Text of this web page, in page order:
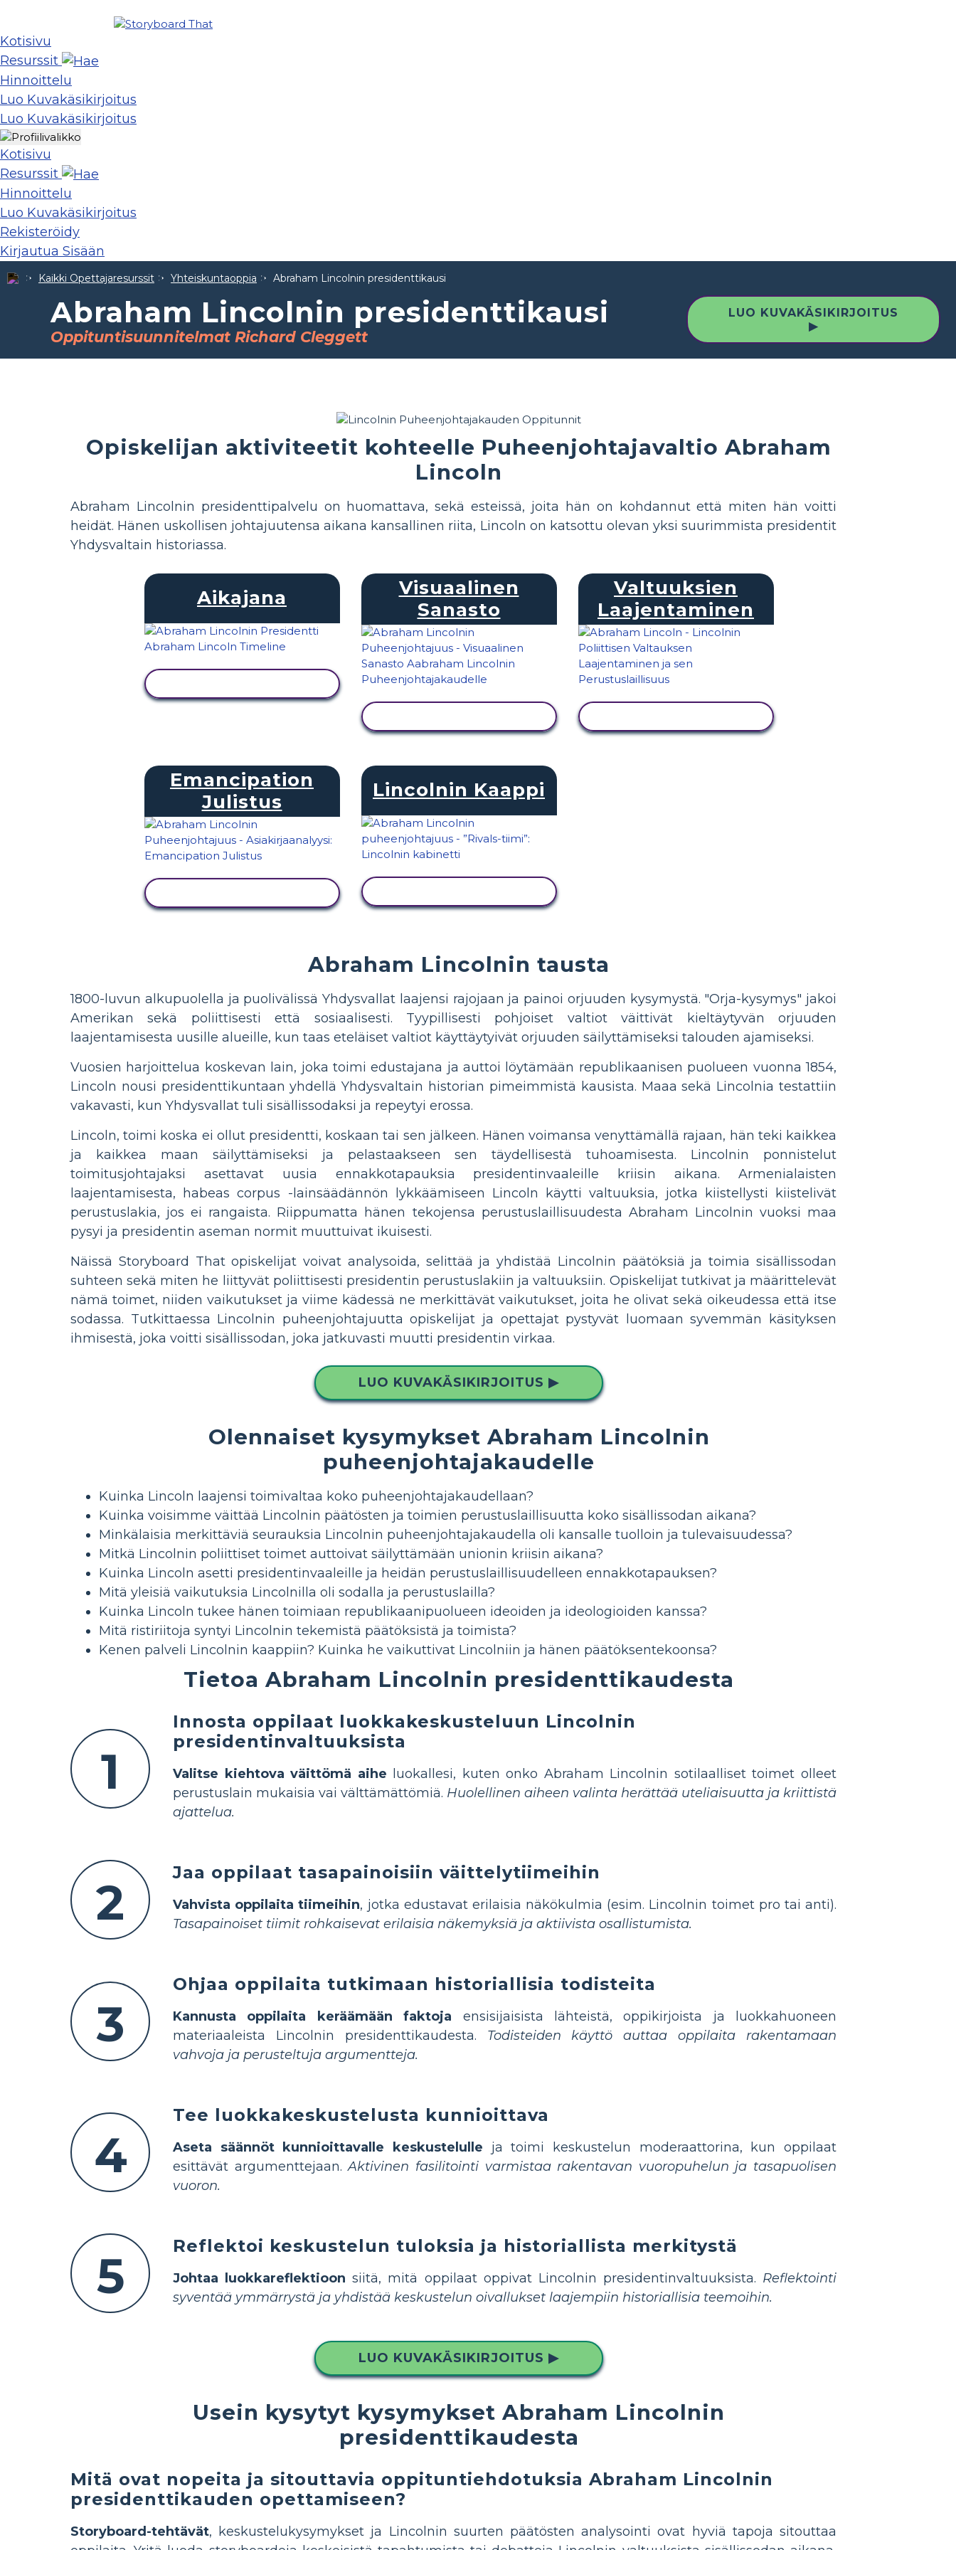
Kotisivu
Resurssit
Hinnoittelu
Luo Kuvakäsikirjoitus
Luo Kuvakäsikirjoitus
Kotisivu
Resurssit
Hinnoittelu
Luo Kuvakäsikirjoitus
Rekisteröidy
Kirjautua Sisään
Kaikki Opettajaresurssit Yhteiskuntaoppia Abraham Lincolnin presidenttikausi
Abraham Lincolnin presidenttikausi
Oppituntisuunnitelmat Richard Cleggett
LUO KUVAKÄSIKIRJOITUS
▶
Opiskelijan aktiviteetit kohteelle Puheenjohtajavaltio Abraham
Lincoln
Abraham Lincolnin presidenttipalvelu on huomattava, sekä esteissä, joita hän on kohdannut että miten hän voitti
heidät. Hänen uskollisen johtajuutensa aikana kansallinen riita, Lincoln on katsottu olevan yksi suurimmista presidentit
Yhdysvaltain historiassa.
Aikajana
Visuaalinen
Sanasto
Valtuuksien
Laajentaminen
Emancipation
Julistus
Lincolnin Kaappi
Abraham Lincolnin tausta
1800-luvun alkupuolella ja puolivälissä Yhdysvallat laajensi rajojaan ja painoi orjuuden kysymystä. "Orja-kysymys" jakoi
Amerikan sekä poliittisesti että sosiaalisesti. Tyypillisesti pohjoiset valtiot väittivät kieltäytyvän orjuuden
laajentamisesta uusille alueille, kun taas eteläiset valtiot käyttäytyivät orjuuden säilyttämiseksi talouden ajamiseksi.
Vuosien harjoittelua koskevan lain, joka toimi edustajana ja auttoi löytämään republikaanisen puolueen vuonna 1854,
Lincoln nousi presidenttikuntaan yhdellä Yhdysvaltain historian pimeimmistä kausista. Maaa sekä Lincolnia testattiin
vakavasti, kun Yhdysvallat tuli sisällissodaksi ja repeytyi erossa.
Lincoln, toimi koska ei ollut presidentti, koskaan tai sen jälkeen. Hänen voimansa venyttämällä rajaan, hän teki kaikkea
ja kaikkea maan säilyttämiseksi ja pelastaakseen sen täydellisestä tuhoamisesta. Lincolnin ponnistelut
toimitusjohtajaksi asettavat uusia ennakkotapauksia presidentinvaaleille kriisin aikana. Armenialaisten
laajentamisesta, habeas corpus -lainsäädännön lykkäämiseen Lincoln käytti valtuuksia, jotka kiistellysti kiistelivät
perustuslakia, jos ei rangaista. Riippumatta hänen tekojensa perustuslaillisuudesta Abraham Lincolnin vuoksi maa
pysyi ja presidentin aseman normit muuttuivat ikuisesti.
Näissä Storyboard That opiskelijat voivat analysoida, selittää ja yhdistää Lincolnin päätöksiä ja toimia sisällissodan
suhteen sekä miten he liittyvät poliittisesti presidentin perustuslakiin ja valtuuksiin. Opiskelijat tutkivat ja määrittelevät
nämä toimet, niiden vaikutukset ja viime kädessä ne merkittävät vaikutukset, joita he olivat sekä oikeudessa että itse
sodassa. Tutkittaessa Lincolnin puheenjohtajuutta opiskelijat ja opettajat pystyvät luomaan syvemmän käsityksen
ihmisestä, joka voitti sisällissodan, joka jatkuvasti muutti presidentin virkaa.
LUO KUVAKÄSIKIRJOITUS ▶
Olennaiset kysymykset Abraham Lincolnin
puheenjohtajakaudelle
Kuinka Lincoln laajensi toimivaltaa koko puheenjohtajakaudellaan?
Kuinka voisimme väittää Lincolnin päätösten ja toimien perustuslaillisuutta koko sisällissodan aikana?
Minkälaisia ​​merkittäviä seurauksia Lincolnin puheenjohtajakaudella oli kansalle tuolloin ja tulevaisuudessa?
Mitkä Lincolnin poliittiset toimet auttoivat säilyttämään unionin kriisin aikana?
Kuinka Lincoln asetti presidentinvaaleille ja heidän perustuslaillisuudelleen ennakkotapauksen?
Mitä yleisiä vaikutuksia Lincolnilla oli sodalla ja perustuslailla?
Kuinka Lincoln tukee hänen toimiaan republikaanipuolueen ideoiden ja ideologioiden kanssa?
Mitä ristiriitoja syntyi Lincolnin tekemistä päätöksistä ja toimista?
Kenen palveli Lincolnin kaappiin? Kuinka he vaikuttivat Lincolniin ja hänen päätöksentekoonsa?
Tietoa Abraham Lincolnin presidenttikaudesta
1
Innosta oppilaat luokkakeskusteluun Lincolnin
presidentinvaltuuksista
Valitse kiehtova väittömä aihe luokallesi, kuten onko Abraham Lincolnin sotilaalliset toimet olleet
perustuslain mukaisia vai välttämättömiä. Huolellinen aiheen valinta herättää uteliaisuutta ja kriittistä
ajattelua.
2
Jaa oppilaat tasapainoisiin väittelytiimeihin
Vahvista oppilaita tiimeihin, jotka edustavat erilaisia näkökulmia (esim. Lincolnin toimet pro tai anti).
Tasapainoiset tiimit rohkaisevat erilaisia näkemyksiä ja aktiivista osallistumista.
3
Ohjaa oppilaita tutkimaan historiallisia todisteita
Kannusta oppilaita keräämään faktoja ensisijaisista lähteistä, oppikirjoista ja luokkahuoneen
materiaaleista Lincolnin presidenttikaudesta. Todisteiden käyttö auttaa oppilaita rakentamaan
vahvoja ja perusteltuja argumentteja.
4
Tee luokkakeskustelusta kunnioittava
Aseta säännöt kunnioittavalle keskustelulle ja toimi keskustelun moderaattorina, kun oppilaat
esittävät argumenttejaan.Aktivinen fasilitointi varmistaa rakentavan vuoropuhelun ja tasapuolisen
vuoron.
5
Reflektoi keskustelun tuloksia ja historiallista merkitystä
Johtaa luokkareflektioon siitä, mitä oppilaat oppivat Lincolnin presidentinvaltuuksista. Reflektointi
syventää ymmärrystä ja yhdistää keskustelun oivallukset laajempiin historiallisia teemoihin.
LUO KUVAKÄSIKIRJOITUS ▶
Usein kysytyt kysymykset Abraham Lincolnin
presidenttikaudesta
Mitä ovat nopeita ja sitouttavia oppituntiehdotuksia Abraham Lincolnin
presidenttikauden opettamiseen?
Storyboard-tehtävät, keskustelukysymykset ja Lincolnin suurten päätösten analysointi ovat hyviä tapoja sitouttaa